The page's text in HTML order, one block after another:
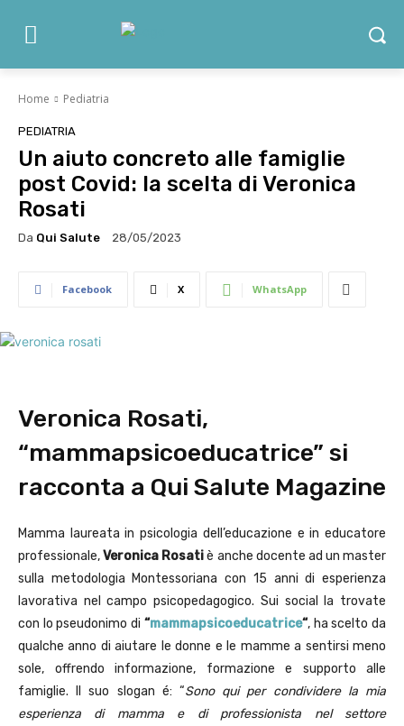
Home Pediatria
PEDIATRIA
Un aiuto concreto alle famiglie
post Covid: la scelta di Veronica
Rosati
Da Qui Salute 28/05/2023
Facebook X WhatsApp
Veronica Rosati,
“mammapsicoeducatrice” si
racconta a Qui Salute Magazine
Mamma laureata in psicologia dell’educazione e in educatore
professionale,Veronica Rosatiè anche docente ad un master
sulla metodologia Montessoriana con 15 anni di esperienza
lavorativa nel campo psicopedagogico. Sui social la trovate
con lo pseudonimo di “mammapsicoeducatrice“, ha scelto da
qualche anno di aiutare le donne e le mamme a sentirsi meno
sole, offrendo informazione, formazione e supporto alle
famiglie. Il suo slogan é: “Sono qui per condividere la mia
esperienza di mamma e di professionista nel settore